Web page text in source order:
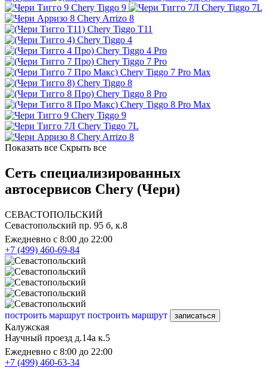
Chery Tiggo 9
Chery Tiggo 7L
Chery Arrizo 8
Chery Tiggo T11
Chery Tiggo 4
Chery Tiggo 4 Pro
Chery Tiggo 7 Pro
Chery Tiggo 7 Pro Max
Chery Tiggo 8
Chery Tiggo 8 Pro
Chery Tiggo 8 Pro Max
Chery Tiggo 9
Chery Tiggo 7L
Chery Arrizo 8
Показать все Скрыть все
Сеть специализированных
автосервисов Chery (Чери)
СЕВАСТОПОЛЬСКИЙ
Севастопольский пр. 95 б, к.8
Ежедневно с 8:00 до 22:00
+7 (499) 460-69-84
построить маршрут построить маршрут записаться
Калужская
Научный проезд д.14а к.5
Ежедневно с 8:00 до 22:00
+7 (499) 460-63-34